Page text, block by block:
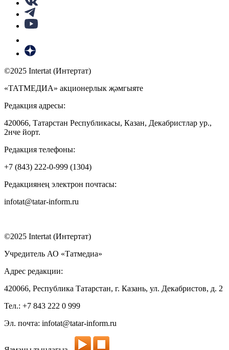
©2025 Intertat (Интертат)
«ТАТМЕДИА» акционерлык җәмгыяте
Редакция адресы:
420066, Татарстан Республикасы, Казан, Декабристлар ур.,
2нче йорт.
Редакция телефоны:
+7 (843) 222-0-999 (1304)
Редакциянең электрон почтасы:
infotat@tatar-inform.ru
©2025 Intertat (Интертат)
Учредитель АО «Татмедиа»
Адрес редакции:
420066, Республика Татарстан, г. Казань, ул. Декабристов, д. 2
Тел.: +7 843 222 0 999
Эл. почта: infotat@tatar-inform.ru